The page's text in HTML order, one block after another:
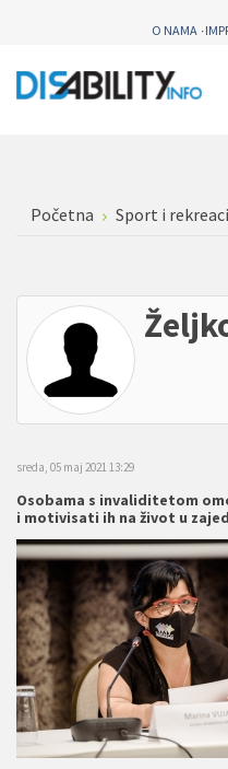
O NAMA
Početna Sport i
sreda, 05 maj 2021 13:29
Osobama s invaliditetom
i motivisati ih na život u